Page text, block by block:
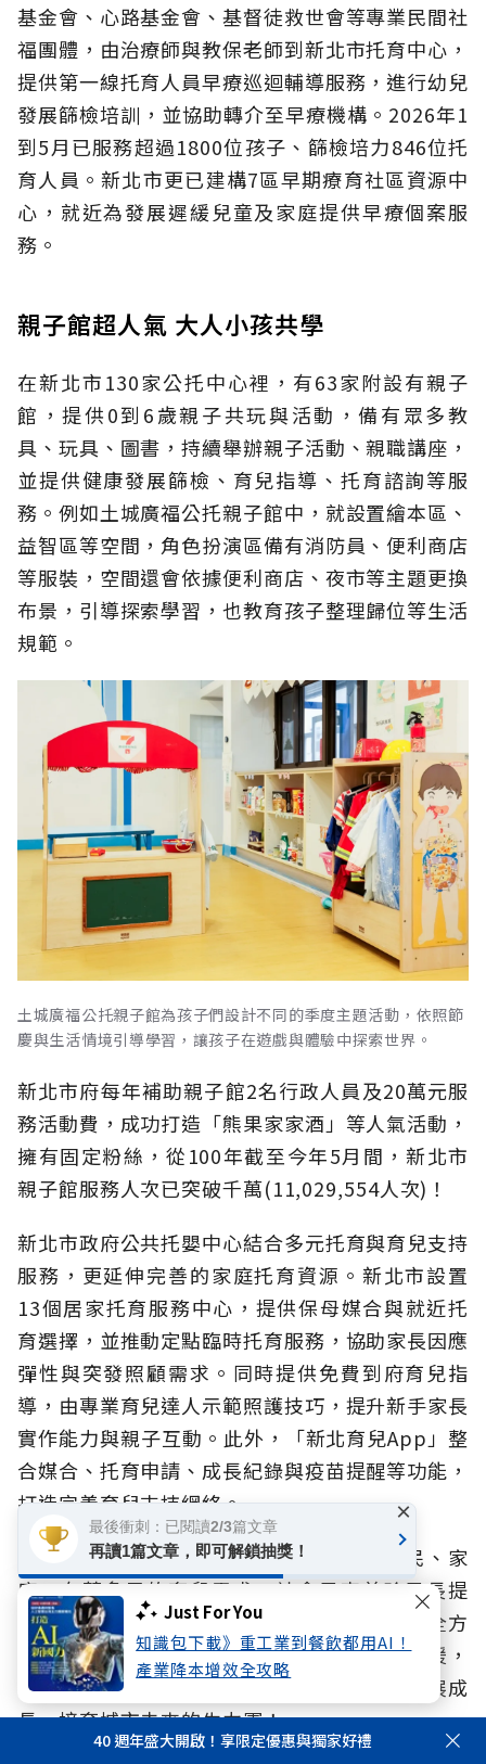
Just For You
知識包下載》重工業到餐飲都用AI！
產業降本增效全攻略
基金會、心路基金會、基督徒救世會等專業民間社
福團體，由治療師與教保老師到新北市托育中心，
提供第一線托育人員早療巡迴輔導服務，進行幼兒
發展篩檢培訓，並協助轉介至早療機構。2026年1
到5月已服務超過1800位孩子、篩檢培力846位托
育人員。新北市更已建構7區早期療育社區資源中
心，就近為發展遲緩兒童及家庭提供早療個案服
務。
親子館超人氣 大人小孩共學
在新北市130家公托中心裡，有63家附設有親子
館，提供0到6歲親子共玩與活動，備有眾多教
具、玩具、圖書，持續舉辦親子活動、親職講座，
並提供健康發展篩檢、育兒指導、托育諮詢等服
務。例如土城廣福公托親子館中，就設置繪本區、
益智區等空間，角色扮演區備有消防員、便利商店
等服裝，空間還會依據便利商店、夜市等主題更換
布景，引導探索學習，也教育孩子整理歸位等生活
規範。
土城廣福公托親子館為孩子們設計不同的季度主題活動，依照節
慶與生活情境引導學習，讓孩子在遊戲與體驗中探索世界。
新北市府每年補助親子館2名行政人員及20萬元服
務活動費，成功打造「熊果家家酒」等人氣活動，
擁有固定粉絲，從100年截至今年5月間，新北市
親子館服務人次已突破千萬(11,029,554人次)！
新北市政府公共托嬰中心結合多元托育與育兒支持
服務，更延伸完善的家庭托育資源。新北市設置
13個居家托育服務中心，提供保母媒合與就近托
育選擇，並推動定點臨時托育服務，協助家長因應
彈性與突發照顧需求。同時提供免費到府育兒指
導，由專業育兒達人示範照護技巧，提升新手家長
實作能力與親子互動。此外，「新北育兒App」整
合媒合、托育申請、成長紀錄與疫苗提醒等功能，
打造完善育兒支持網絡。
在新北市這座多元的城市，聚居多元的市民、家
庭，有著多元的育兒需求。社會局李美珍局長提
到，看見市民的各種需求，新北市社會局發展全方
位服務，在親子的每一日，提供軟硬體資源支援，
扮演父母生養孩子的神隊友，陪伴孩子一路發展成
長，培育城市未來的生力軍！
40 週年盛大開啟！享限定優惠與獨家好禮
最後衝刺：已閱讀2/3篇文章
再讀1篇文章，即可解鎖抽獎！
×